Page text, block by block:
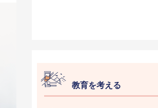
教育を考える